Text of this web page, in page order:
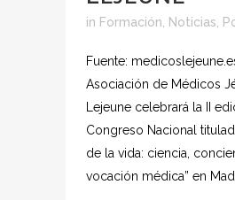
in Formación Noticias
Fuente:
Asociación de Médicos
Lejeune celebrará la II
Congreso Nacional
de la vida: ciencia,
vocación médica” en